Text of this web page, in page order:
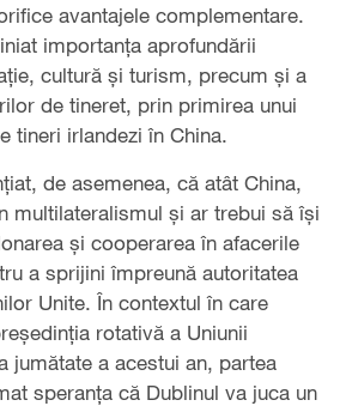
avantajele complementare.
importanța aprofundării
cultură și turism, precum și a
de tineret, prin primirea unui
tineri irlandezi în China.
de asemenea, că atât China,
multilateralismul și ar trebui să își
și cooperarea în afacerile
a sprijini împreună autoritatea
Unite. În contextul în care
rotativă a Uniunii
jumătate a acestui an, partea
speranța că Dublinul va juca un